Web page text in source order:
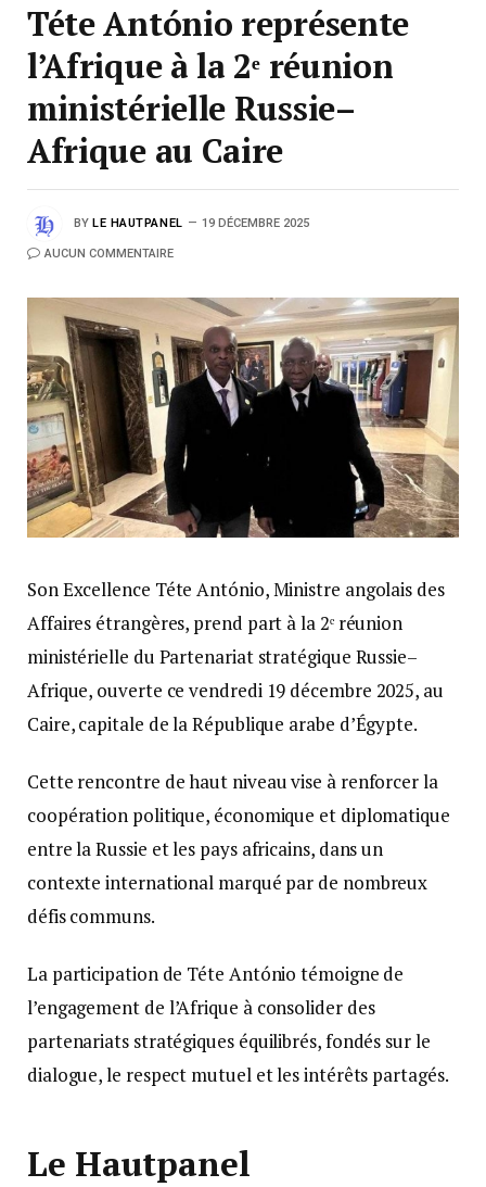
Téte António représente
l’Afrique à la 2ᵉ réunion
ministérielle Russie–
Afrique au Caire
BY LE HAUTPANEL 19 DÉCEMBRE 2025
AUCUN COMMENTAIRE
Son Excellence Téte António, Ministre angolais des
Affaires étrangères, prend part à la 2ᵉ réunion
ministérielle du Partenariat stratégique Russie–
Afrique, ouverte ce vendredi 19 décembre 2025, au
Caire, capitale de la République arabe d’Égypte.
Cette rencontre de haut niveau vise à renforcer la
coopération politique, économique et diplomatique
entre la Russie et les pays africains, dans un
contexte international marqué par de nombreux
défis communs.
La participation de Téte António témoigne de
l’engagement de l’Afrique à consolider des
partenariats stratégiques équilibrés, fondés sur le
dialogue, le respect mutuel et les intérêts partagés.
Le Hautpanel